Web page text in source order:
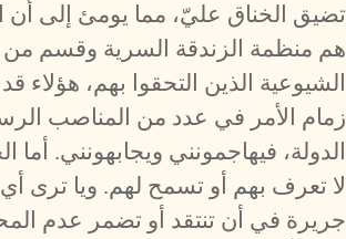
تضيق الخناق عليّ، مما يومئ إلى أن
هم منظمة الزندقة السرية وقسم
الشيوعية الذين التحقوا بهم، هؤلاء
زمام الأمر في عدد من المناصب
الدولة، فيهاجمونني ويجابهونني. أما
لا تعرف بهم أو تسمح لهم. ويا ترى
جريرة في أن تنتقد أو تضمر عدم